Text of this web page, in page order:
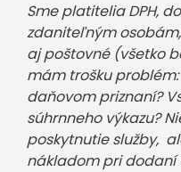
Sme platitelia DPH,
zdaniteľným
aj poštovné (všetko
mám trošku
daňovom priznaní?
súhrnneho výkazu?
poskytnutie služby,
nákladom pri dodaní